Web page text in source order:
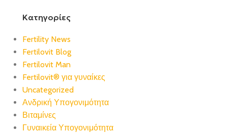
Kατηγορίες
Fertility News
Fertilovit Blog
Fertilovit Man
Fertilovit® για γυναίκες
Uncategorized
Ανδρική Υπογονιμότητα
Βιταμίνες
Γυναικεία Υπογονιμότητα